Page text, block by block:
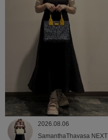
2026.08.06
SamanthaThavasa NEXT